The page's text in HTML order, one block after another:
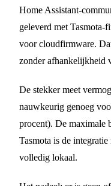
Home Assistant-
geleverd met Tasmota-
voor cloudfirmware.
zonder afhankelijkheid
De stekker meet
nauwkeurig genoeg
procent). De maximale
Tasmota is de
volledig lokaal.